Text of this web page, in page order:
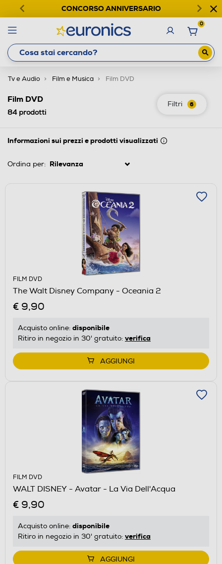
CONCORSO ANNIVERSARIO
0
Tv e Audio Film e Musica Film DVD
Filtri 6
Film DVD
84prodotti
Informazioni sui prezzi e prodotti visualizzati
Ordina per:
FILM DVD
The Walt Disney Company - Oceania 2
€ 9,90
Acquisto online: disponibile
Ritiro in negozio in 30' gratuito: verifica
AGGIUNGI
FILM DVD
WALT DISNEY - Avatar - La Via Dell'Acqua
€ 9,90
Acquisto online: disponibile
Ritiro in negozio in 30' gratuito: verifica
AGGIUNGI